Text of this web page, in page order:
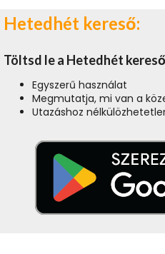
Hetedhét kereső:
Töltsd le a Hetedhét
Egyszerű használat
Megmutatja, mi van a
Utazáshoz